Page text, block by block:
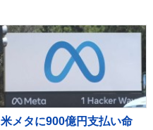
米メタに900億円支払い命